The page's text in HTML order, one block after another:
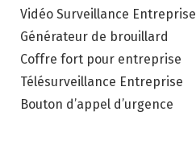
Vidéo Surveillance Entreprise
Générateur de brouillard
Coffre fort pour entreprise
Télésurveillance Entreprise
Bouton d’appel d’urgence